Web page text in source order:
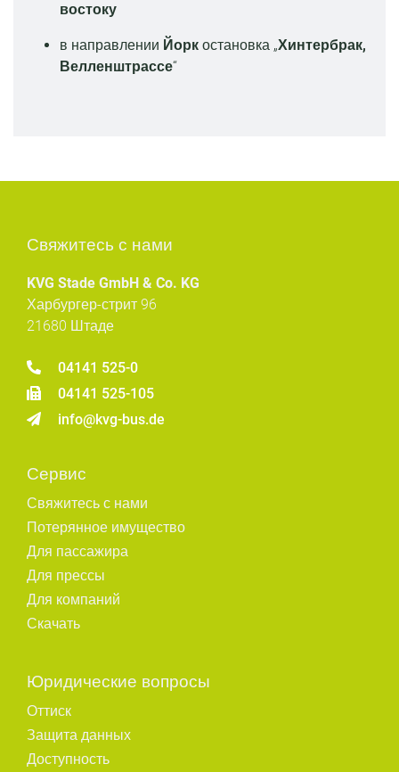
востоку
в направлении Йорк остановка „Хинтербрак,
Велленштрассе“
Свяжитесь с нами
KVG Stade GmbH & Co. KG
Харбургер-стрит 96
21680 Штаде
04141 525-0
04141 525-105
info@kvg-bus.de
Сервис
Свяжитесь с нами
Потерянное имущество
Для пассажира
Для прессы
Для компаний
Скачать
Юридические вопросы
Оттиск
Защита данных
Доступность